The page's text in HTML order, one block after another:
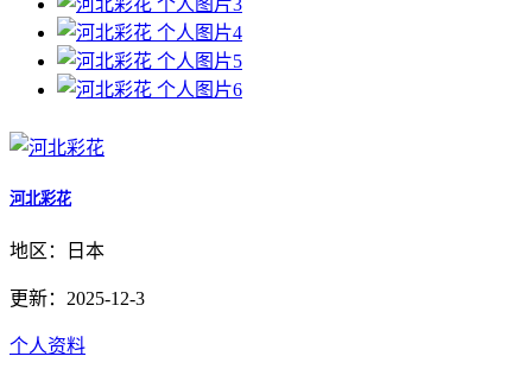
河北彩花
地区：日本
更新：2025-12-3
个人资料